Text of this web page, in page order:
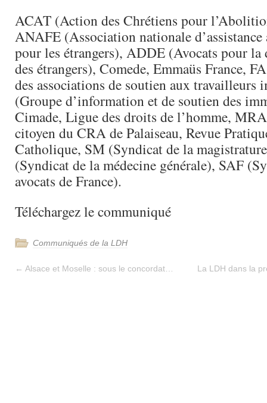
ACAT (Action des Chrétiens pour
ANAFE (Association nationale
pour les étrangers), ADDE (Avocats pour la
des étrangers), Comede, Emmaüs France,
des associations de soutien aux travailleurs
(Groupe d’information et de soutien des
Cimade, Ligue des droits de l’homme,
citoyen du CRA de Palaiseau, Revue
Catholique, SM (Syndicat de la
(Syndicat de la médecine générale), SAF
avocats de France).
Téléchargez le communiqué
Communiqués de la LDH
← Alsace et Moselle : sous le concordat… La LDH dans la